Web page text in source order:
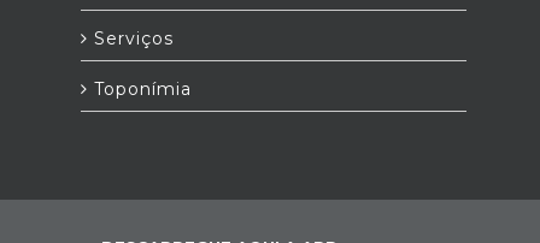
Serviços
Toponímia